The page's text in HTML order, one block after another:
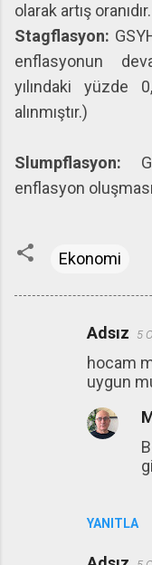
olarak artış oranıdır.
Stagflasyon:
enflasyonun
yılındaki yüzde
alınmıştır.)
Slumpflasyon:
enflasyon
Ekonomi
Adsız 5
hocam
uygun
YANITLA